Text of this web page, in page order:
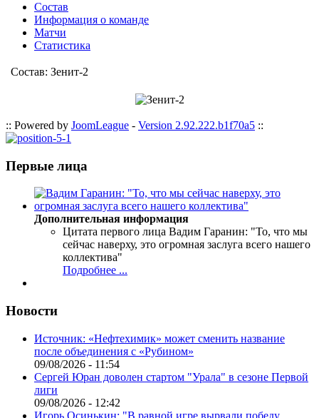
Состав
Информация о команде
Матчи
Статистика
Состав: Зенит-2
:: Powered by JoomLeague - Version 2.92.222.b1f70a5 ::
Первые лица
Дополнительная информация
Цитата первого лица Вадим Гаранин: "То, что мы
сейчас наверху, это огромная заслуга всего нашего
коллектива"
Подробнее ...
Новости
Источник: «Нефтехимик» может сменить название
после объединения с «Рубином»
09/08/2026 - 11:54
Сергей Юран доволен стартом "Урала" в сезоне Первой
лиги
09/08/2026 - 12:42
Игорь Осинькин: "В равной игре вырвали победу.